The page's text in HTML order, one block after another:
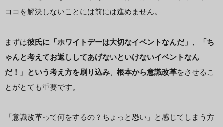
ココを解決しないことには前には進めません。
まずは彼氏に「ホワイトデーは大切なイベントなんだ」、「ち
ゃんと考えてお返ししてあげないといけないイベントなん
だ！」という考え方を刷り込み、根本から意識改革をさせるこ
とがとても重要です。
「意識改革って何をするの？ちょっと恐い」と感じてしまう方